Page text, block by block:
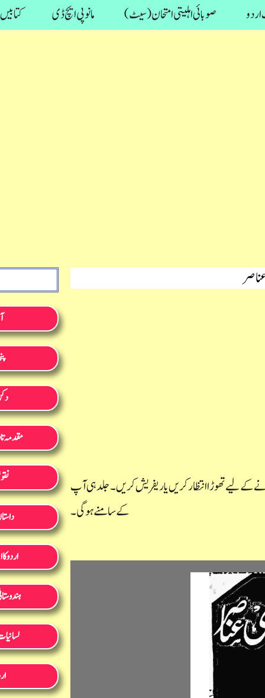
صوبائی اہلیتی امتحان (سیٹ) مانو پی ایچ ڈی کتابیں
کے لیے تھوڑا انتظار کریں یا ریفریش کریں۔ جلد ہی آپ
کے سامنے ہوگی۔
مقدمہ
اردو